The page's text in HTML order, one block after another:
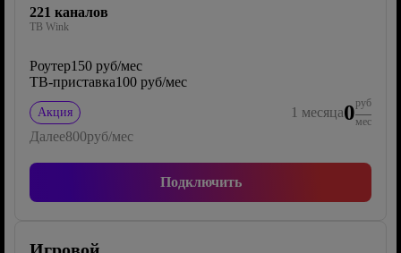
221 каналов
ТВ Wink
Роутер150 руб/мес
ТВ-приставка100 руб/мес
Акция 1 месяца0руб
мес
Далее800руб/мес
Подключить